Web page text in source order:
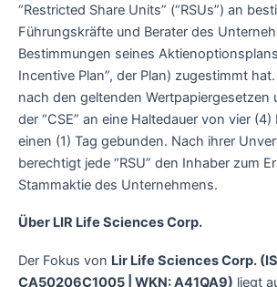
“Restricted Share Units” (“RSUs”) an
Führungskräfte und Berater des
Bestimmungen seines
Incentive Plan”, der Plan) zugestimmt hat.
nach den geltenden Wertpapiergesetzen
der “CSE” an eine Haltedauer von vier
einen (1) Tag gebunden. Nach ihrer
berechtigt jede “RSU” den Inhaber zum
Stammaktie des Unternehmens.
Über LIR Life Sciences Corp.
Der Fokus von Lir Life Sciences Corp.
CA50206C1005 | WKN: A41QA9) liegt